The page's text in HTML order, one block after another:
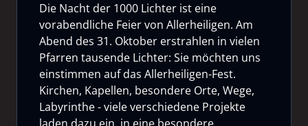
Die Nacht der 1000 Lichter ist eine
vorabendliche Feier von Allerheiligen. Am
Abend des 31. Oktober erstrahlen in vielen
Pfarren tausende Lichter: Sie möchten uns
einstimmen auf das Allerheiligen-Fest.
Kirchen, Kapellen, besondere Orte, Wege,
Labyrinthe - viele verschiedene Projekte